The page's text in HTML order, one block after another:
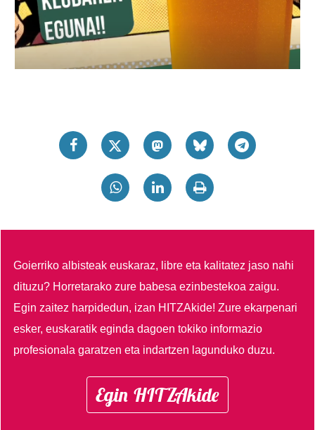
Goierriko albisteak euskaraz, libre eta kalitatez jaso nahi
dituzu? Horretarako zure babesa ezinbestekoa zaigu.
Egin zaitez harpidedun, izan HITZAkide!Zure ekarpenari
esker, euskaratik eginda dagoen tokiko informazio
profesionala garatzen eta indartzen lagunduko duzu.
Egin HITZAkide